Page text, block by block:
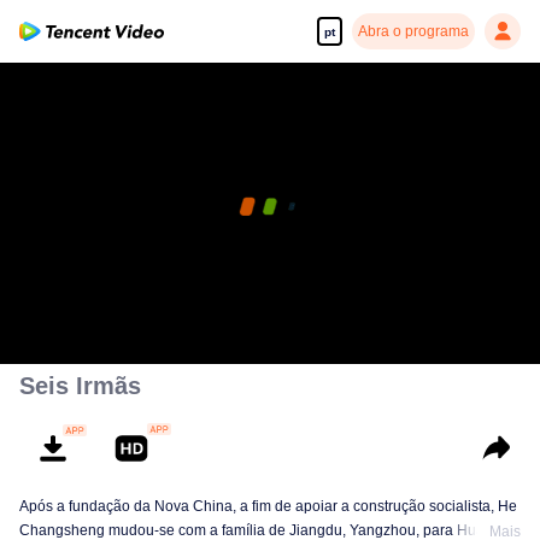
pt Abra o programa
Seis Irmãs
Após a fundação da Nova China, a fim de apoiar a construção socialista, He
Changsheng mudou-se com a família de Jiangdu, Yangzhou, para Huainan,
Mais